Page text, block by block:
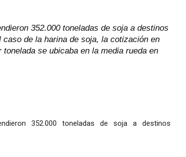
352.000 toneladas de soja a destinos
de la harina de soja, la cotización en
se ubicaba en la media rueda en
352.000 toneladas de soja a destinos